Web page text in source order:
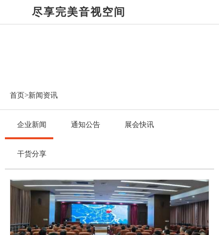
尽享完美音视空间
首页>新闻资讯
企业新闻 通知公告 展会快讯
干货分享